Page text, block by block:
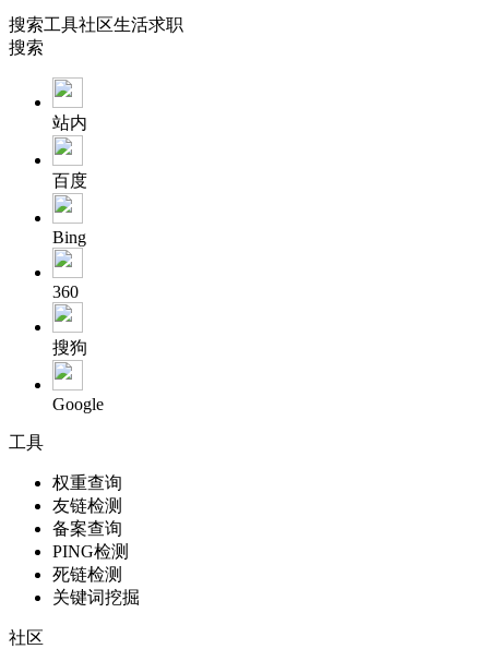
搜索工具社区生活求职
搜索
站内
百度
Bing
360
搜狗
Google
工具
权重查询
友链检测
备案查询
PING检测
死链检测
关键词挖掘
社区